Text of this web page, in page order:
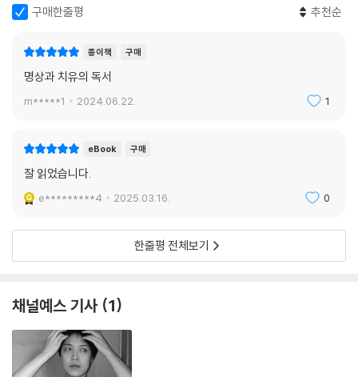
구매한줄평 추천순
종이책 구매
명상과 치유의 독서
m*****1 2024.06.22. 1
eBook 구매
잘 읽었습니다.
e*********4 2025.03.16. 0
한줄평 전체보기
채널예스 기사 1